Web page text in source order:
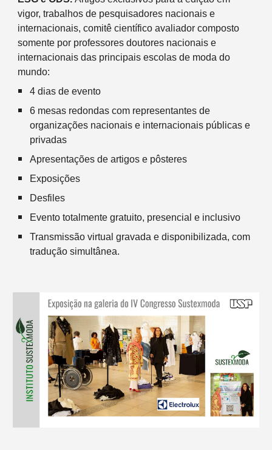
vigor, trabalhos de pesquisadores nacionais e
internacionais, comitê científico avaliador composto
somente por professores doutores nacionais e
internacionais das principais escolas de moda do
mundo:
4 dias de evento
6 mesas redondas com representantes de
organizações nacionais e internacionais públicas e
privadas
Apresentações de artigos e pôsteres
Exposições
Desfiles
Evento totalmente gratuito, presencial e inclusivo
Transmissão virtual gravada e disponibilizada, com
tradução simultânea.